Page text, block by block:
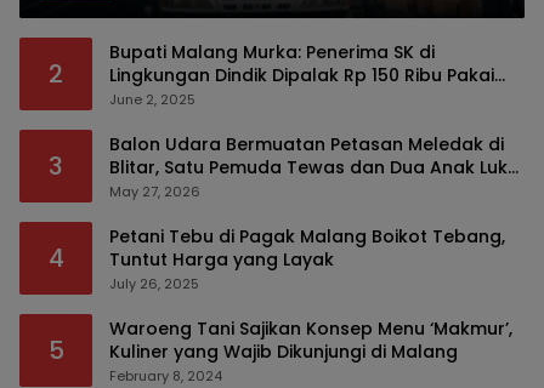
2
Bupati Malang Murka: Penerima SK di
Lingkungan Dindik Dipalak Rp 150 Ribu Pakai
Modus Tumpengan, KPK Turut Pantau
June 2, 2025
3
Balon Udara Bermuatan Petasan Meledak di
Blitar, Satu Pemuda Tewas dan Dua Anak Luka
Serius
May 27, 2026
4
Petani Tebu di Pagak Malang Boikot Tebang,
Tuntut Harga yang Layak
July 26, 2025
5
Waroeng Tani Sajikan Konsep Menu ‘Makmur’,
Kuliner yang Wajib Dikunjungi di Malang
February 8, 2024